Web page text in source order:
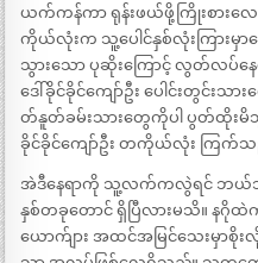
ယက်ကန်ကာ ရုန်းဖယ်ဖို့ကြိုးစာ
ကိုယ်လုံးက သူ့ပေါင်နှစ်လုံးကြားမှာရေ
သွားသော ပုဆိုးကြောင့် လွတ်လပ်
ဒေါ်ခိုင်ခိုင်ကျော်ဦး ပေါင်းတွင်း
တ်နူတ်ခမ်းသားတွေကိုပါ ပွတ်ထိုးမိသွားသည်
ခိုင်ခိုင်ကျော်ဦး တကိုယ်လုံး ကြက်သ
အဲဒီနေရာကို သူ့လက်ကလွဲရင် ဘယ်သူ
နှစ်တခုတောင် ရှိပြီလားမသိ။ နဂို
ယောက်ျား အထင်အမြင်သေးမှာစို